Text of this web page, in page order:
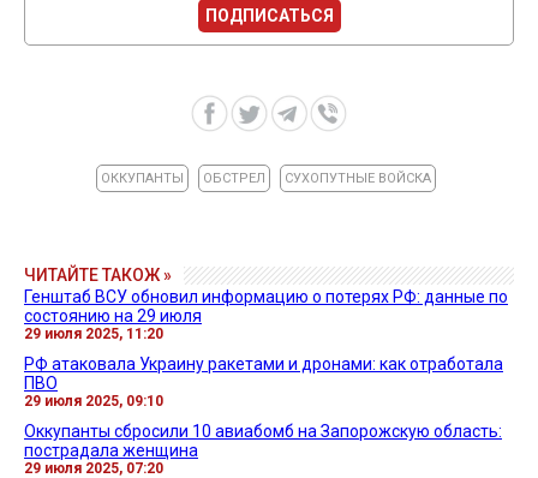
ПОДПИСАТЬСЯ
ОККУПАНТЫ ОБСТРЕЛ СУХОПУТНЫЕ ВОЙСКА
ЧИТАЙТЕ ТАКОЖ »
Генштаб ВСУ обновил информацию о потерях РФ: данные по
состоянию на 29 июля
29 июля 2025, 11:20
РФ атаковала Украину ракетами и дронами: как отработала
ПВО
29 июля 2025, 09:10
Оккупанты сбросили 10 авиабомб на Запорожскую область:
пострадала женщина
29 июля 2025, 07:20